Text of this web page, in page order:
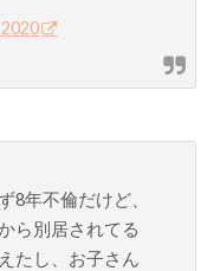
8年不倫だけど、
ら別居されてる
たし、お子さん